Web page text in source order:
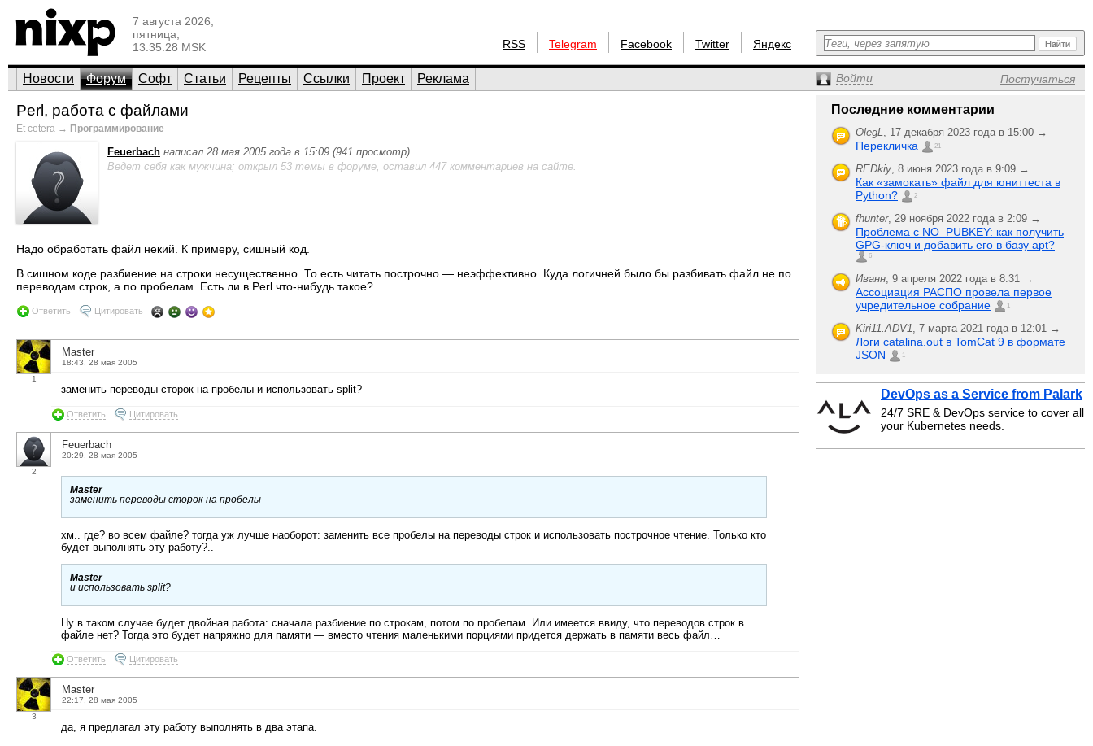
7 августа 2026,
пятница,
13:35:28 MSK
RSS Telegram Facebook Twitter Яндекс
Новости Форум Софт Статьи Рецепты Ссылки Проект Реклама Войти Постучаться
Perl, работа с файлами
Et cetera → Программирование
Feuerbach написал 28 мая 2005 года в 15:09 (941 просмотр)
Ведет себя как мужчина; открыл 53 темы в форуме, оставил 447 комментариев на сайте.
Надо обработать файл некий. К примеру, сишный код.
В сишном коде разбиение на строки несущественно. То есть читать построчно — неэффективно. Куда логичней было бы разбивать файл не по
переводам строк, а по пробелам. Есть ли в Perl что-нибудь такое?
Ответить Цитировать
1
Master
18:43, 28 мая 2005
заменить переводы сторок на пробелы и использовать split?
Ответить Цитировать
2
Feuerbach
20:29, 28 мая 2005
Master
заменить переводы сторок на пробелы
хм.. где? во всем файле? тогда уж лучше наоборот: заменить все пробелы на переводы строк и использовать построчное чтение. Только кто
будет выполнять эту работу?..
Master
и использовать split?
Ну в таком случае будет двойная работа: сначала разбиение по строкам, потом по пробелам. Или имеется ввиду, что переводов строк в
файле нет? Тогда это будет напряжно для памяти — вместо чтения маленькими порциями придется держать в памяти весь файл…
Ответить Цитировать
3
Master
22:17, 28 мая 2005
да, я предлагал эту работу выполнять в два этапа.
Последние комментарии
OlegL, 17 декабря 2023 года в 15:00 →
Перекличка 21
REDkiy, 8 июня 2023 года в 9:09 →
Как «замокать» файл для юниттеста в
Python?
2
fhunter, 29 ноября 2022 года в 2:09 →
Проблема с NO_PUBKEY: как получить
GPG-ключ и добавить его в базу apt?
6
Иванн, 9 апреля 2022 года в 8:31 →
Ассоциация РАСПО провела первое
учредительное собрание
1
Kiri11.ADV1, 7 марта 2021 года в 12:01 →
Логи catalina.out в TomCat 9 в формате
JSON
1
DevOps as a Service from Palark
24/7 SRE & DevOps service to cover all
your Kubernetes needs.